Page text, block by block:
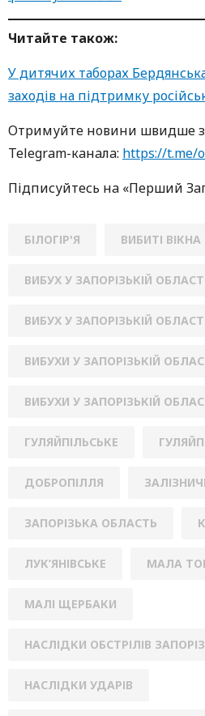
Читайте також:
У дитячих таборах
заходів на підтримку
Oтримуйте нoвини швидше
Telegram-кaнaлa: https://t.me/
Підписуйтесь нa «Перший
БІЛОГІР'Я ВИБИТІ ВІКНА
ВИБУХ У ЗАПОРІЗЬКІЙ
ВИБУХ У ЗАПОРІЗЬКІЙ
ВИБУХИ У ЗАПОРІЗЬКІЙ
ВИБУХИ У ЗАПОРІЗЬКІЙ
ГУЛЯЙПІЛЬСЬКЕ
ДОБРОПІЛЛЯ
ЗАПОРІЗЬКА ОБЛАСТЬ
ЛУК’ЯНІВСЬКЕ МАЛА
МАЛІ ЩЕРБАКИ
НАСЛІДКИ ОБСТРІЛІВ
НАСЛІДКИ УДАРІВ